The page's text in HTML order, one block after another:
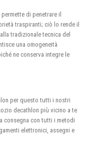
di penetrare il
traspiranti; ciò lo rende il
tradizionale tecnica del
una omogeneità
ne conserva integre le
per questo tutti i nostri
decathlon più vicino a te
consegna con tutti i metodi
elettronici, assegni e